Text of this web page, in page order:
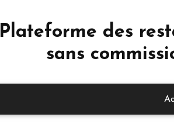
Plateforme des
sans